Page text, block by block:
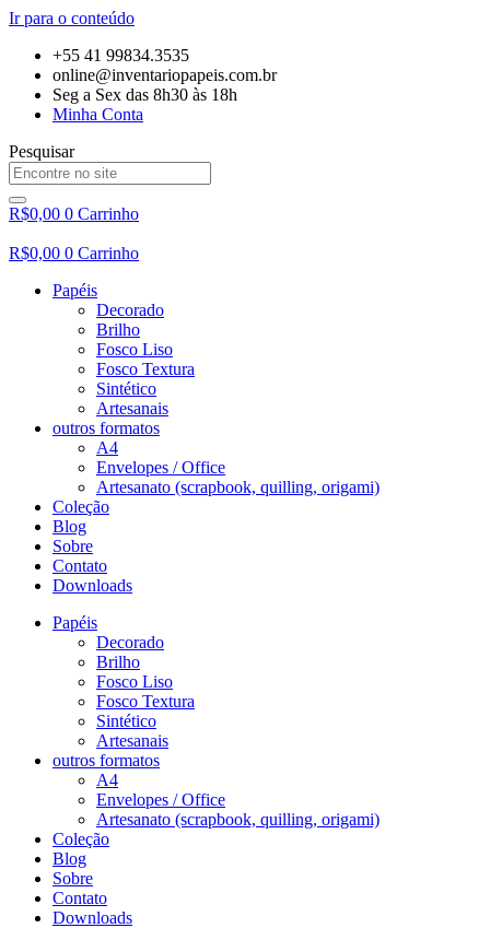
Ir para o conteúdo
+55 41 99834.3535
online@inventariopapeis.com.br
Seg a Sex das 8h30 às 18h
Minha Conta
Pesquisar
R$0,00 0 Carrinho
R$0,00 0 Carrinho
Papéis
Decorado
Brilho
Fosco Liso
Fosco Textura
Sintético
Artesanais
outros formatos
A4
Envelopes / Office
Artesanato (scrapbook, quilling, origami)
Coleção
Blog
Sobre
Contato
Downloads
Papéis
Decorado
Brilho
Fosco Liso
Fosco Textura
Sintético
Artesanais
outros formatos
A4
Envelopes / Office
Artesanato (scrapbook, quilling, origami)
Coleção
Blog
Sobre
Contato
Downloads